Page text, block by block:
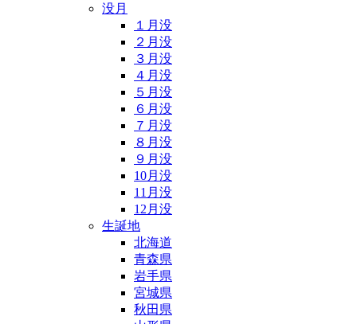
没月
１月没
２月没
３月没
４月没
５月没
６月没
７月没
８月没
９月没
10月没
11月没
12月没
生誕地
北海道
青森県
岩手県
宮城県
秋田県